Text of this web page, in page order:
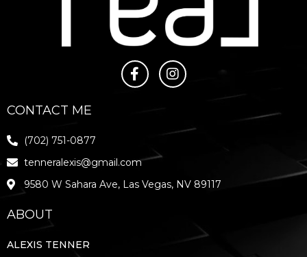
CONTACT ME
(702) 751-0877
tenneralexis@gmail.com
9580 W Sahara Ave, Las Vegas, NV 89117
ABOUT
ALEXIS TENNER